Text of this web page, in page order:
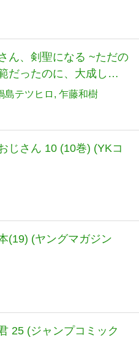
ん、剣聖になる ~ただの
だったのに、大成した
放ってくれない件~ 9 (9)
オンコミックス)
島テツヒロ 乍藤和樹
じさん 10 (10巻) (YKコ
(19) (ヤングマガジン
25 (ジャンプコミック